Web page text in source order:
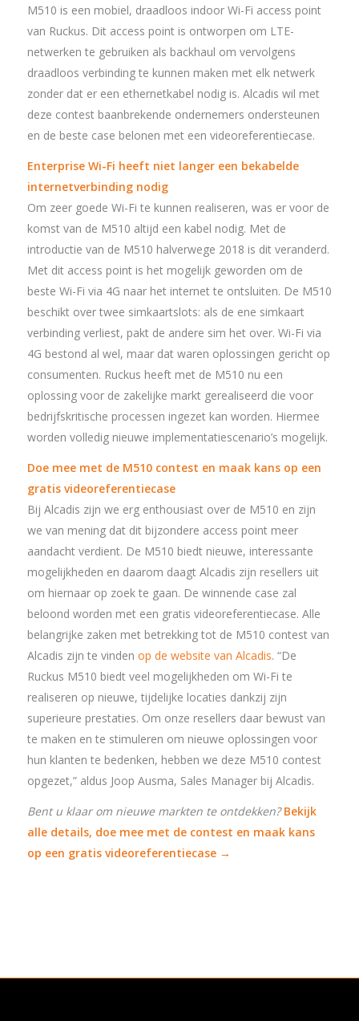
M510 is een mobiel, draadloos indoor Wi-Fi access point
van Ruckus. Dit access point is ontworpen om LTE-
netwerken te gebruiken als backhaul om vervolgens
draadloos verbinding te kunnen maken met elk netwerk
zonder dat er een ethernetkabel nodig is. Alcadis wil met
deze contest baanbrekende ondernemers ondersteunen
en de beste case belonen met een videoreferentiecase.
Enterprise Wi-Fi heeft niet langer een bekabelde
internetverbinding nodig
Om zeer goede Wi-Fi te kunnen realiseren, was er voor de
komst van de M510 altijd een kabel nodig. Met de
introductie van de M510 halverwege 2018 is dit veranderd.
Met dit access point is het mogelijk geworden om de
beste Wi-Fi via 4G naar het internet te ontsluiten. De M510
beschikt over twee simkaartslots: als de ene simkaart
verbinding verliest, pakt de andere sim het over. Wi-Fi via
4G bestond al wel, maar dat waren oplossingen gericht op
consumenten. Ruckus heeft met de M510 nu een
oplossing voor de zakelijke markt gerealiseerd die voor
bedrijfskritische processen ingezet kan worden. Hiermee
worden volledig nieuwe implementatiescenario’s mogelijk.
Doe mee met de M510 contest en maak kans op een
gratis videoreferentiecase
Bij Alcadis zijn we erg enthousiast over de M510 en zijn
we van mening dat dit bijzondere access point meer
aandacht verdient. De M510 biedt nieuwe, interessante
mogelijkheden en daarom daagt Alcadis zijn resellers uit
om hiernaar op zoek te gaan. De winnende case zal
beloond worden met een gratis videoreferentiecase. Alle
belangrijke zaken met betrekking tot de M510 contest van
Alcadis zijn te vinden op de website van Alcadis. “De
Ruckus M510 biedt veel mogelijkheden om Wi-Fi te
realiseren op nieuwe, tijdelijke locaties dankzij zijn
superieure prestaties. Om onze resellers daar bewust van
te maken en te stimuleren om nieuwe oplossingen voor
hun klanten te bedenken, hebben we deze M510 contest
opgezet,” aldus Joop Ausma, Sales Manager bij Alcadis.
Bent u klaar om nieuwe markten te ontdekken? Bekijk
alle details, doe mee met de contest en maak kans
op een gratis videoreferentiecase →